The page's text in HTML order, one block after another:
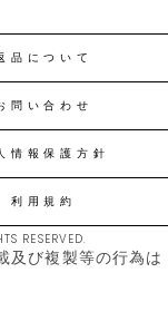
品について
問い合わせ
情報保護方針
利用規約
RESERVED.
及び複製等の行為は